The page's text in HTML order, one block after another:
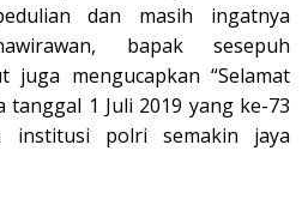
dan masih ingatnya
bapak sesepuh
juga mengucapkan “Selamat
tanggal 1 Juli 2019 yang ke-73
institusi polri semakin jaya